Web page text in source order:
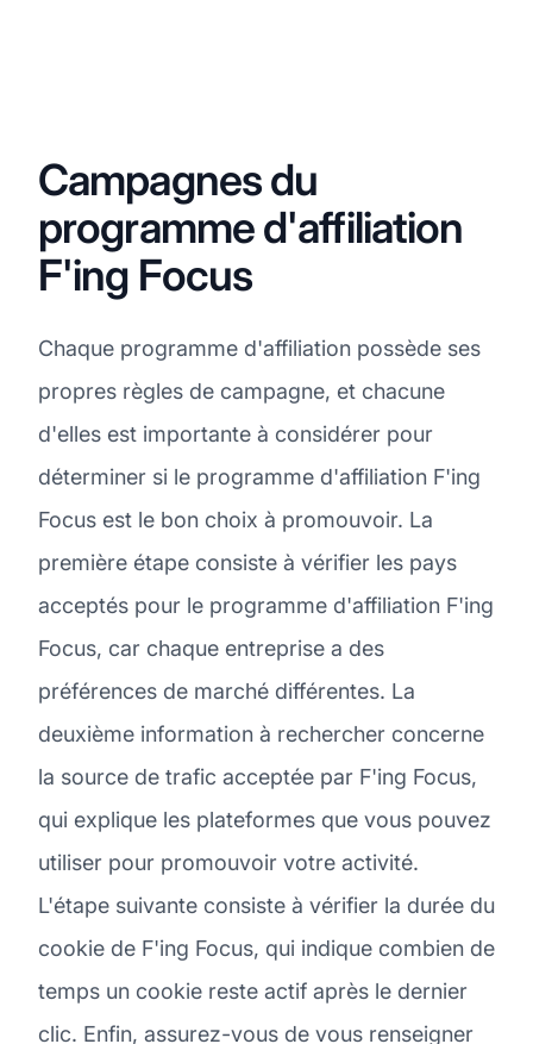
Campagnes du
programme d'affiliation
F'ing Focus
Chaque programme d'affiliation possède ses
propres règles de campagne, et chacune
d'elles est importante à considérer pour
déterminer si le programme d'affiliation F'ing
Focus est le bon choix à promouvoir. La
première étape consiste à vérifier les pays
acceptés pour le programme d'affiliation F'ing
Focus, car chaque entreprise a des
préférences de marché différentes. La
deuxième information à rechercher concerne
la source de trafic acceptée par F'ing Focus,
qui explique les plateformes que vous pouvez
utiliser pour promouvoir votre activité.
L'étape suivante consiste à vérifier la durée du
cookie de F'ing Focus, qui indique combien de
temps un cookie reste actif après le dernier
clic. Enfin, assurez-vous de vous renseigner